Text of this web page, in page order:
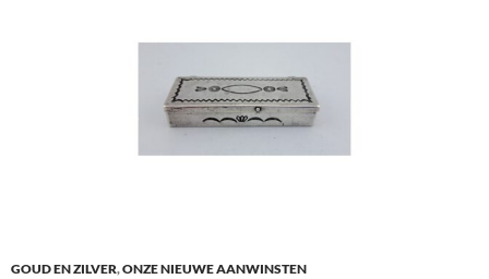
GOUD EN ZILVER,ONZE NIEUWE AANWINSTEN